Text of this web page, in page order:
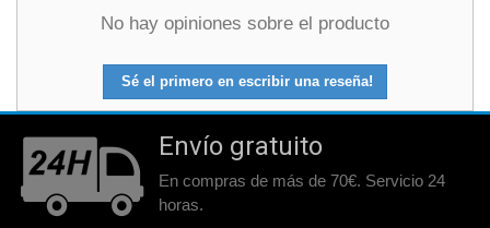
No hay opiniones sobre el producto
Sé el primero en escribir una reseña!
Envío gratuito
En compras de más de 70€. Servicio 24
horas.